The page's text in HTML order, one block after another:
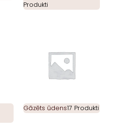
Produkti
Gāzēts ūdens17 Produkti